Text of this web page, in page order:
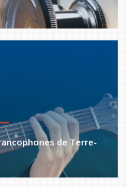
de Terre-